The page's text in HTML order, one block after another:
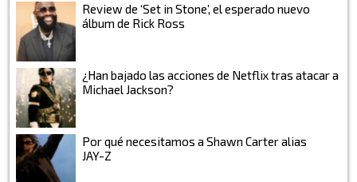
Review de ‘Set in Stone’, el esperado nuevo
álbum de Rick Ross
¿Han bajado las acciones de Netflix tras atacar a
Michael Jackson?
Por qué necesitamos a Shawn Carter alias
JAY-Z